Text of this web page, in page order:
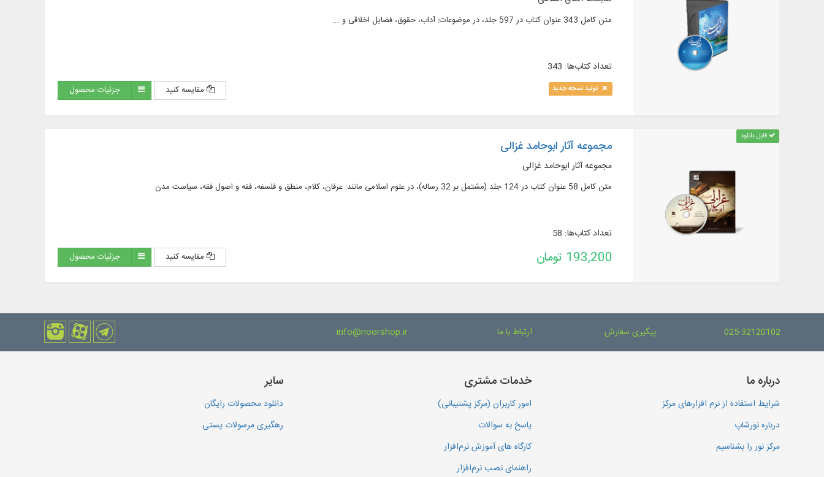
متن كامل 343 عنوان كتاب در 597 جلد، در موضوعات: آداب، حقوق، فضایل اخلاقی و ...
تعداد کتاب‌ها: 343
تولید نسخه جدید مقایسه کنید جزئیات محصول
قابل دانلود
مجموعه آثار ابوحامد غزالی
مجموعه آثار ابوحامد غزالی
متن کامل 58 عنوان کتاب در 124 جلد (مشتمل بر 32 رساله)، در علوم اسلامی مانند: عرفان، کلام، منطق و فلسفه، فقه و اصول فقه، سیاست مدن
تعداد کتاب‌ها: 58
193,200 تومان مقایسه کنید جزئیات محصول
025-32120102 پیگیری سفارش ارتباط با ما info@noorshop.ir
درباره ما
شرایط استفاده از نرم افزارهای مرکز
درباره نورشاپ
مرکز نور را بشناسیم
خدمات مشتری
امور کاربران (مرکز پشتیبانی)
پاسخ به سوالات
کارگاه های آموزش نرم‌افزار
راهنمای نصب نرم‌افزار
سایر
دانلود محصولات رایگان
رهگیری مرسولات پستی